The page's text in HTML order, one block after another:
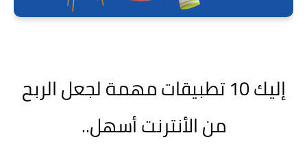
إليك 10 تطبيقات مهمة لجعل الربح
من الأنترنت أسهل..